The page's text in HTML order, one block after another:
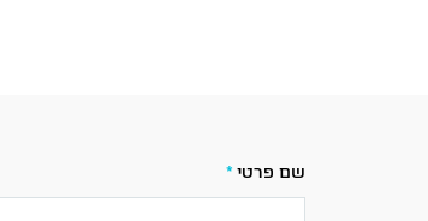
שם פרטי *